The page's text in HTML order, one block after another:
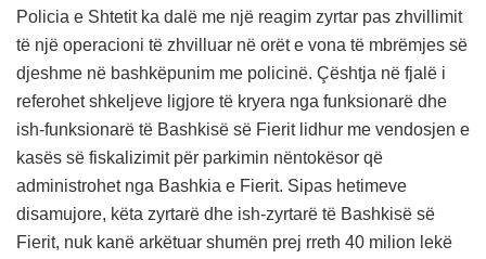
Policia e Shtetit ka dalë me një reagim zyrtar pas zhvillimit
të një operacioni të zhvilluar në orët e vona të mbrëmjes së
djeshme në bashkëpunim me policinë. Çështja në fjalë i
referohet shkeljeve ligjore të kryera nga funksionarë dhe
ish-funksionarë të Bashkisë së Fierit lidhur me vendosjen e
kasës së fiskalizimit për parkimin nëntokësor që
administrohet nga Bashkia e Fierit. Sipas hetimeve
disamujore, këta zyrtarë dhe ish-zyrtarë të Bashkisë së
Fierit, nuk kanë arkëtuar shumën prej rreth 40 milion lekë